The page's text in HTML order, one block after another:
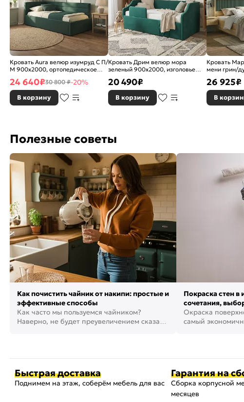
Кровать Aura велюр изумруд С П/
М 900x2000, ортопедическое
24 640₽30 800 ₽-20%
В корзину
Кровать Дрим велюр мора
зеленый 900x2000, изголовье
20 490₽
В корзину
Кровать
мени грин/
основание,
26 925₽
В
Полезные советы
Как почистить чайник от накипи: простые и
эффективные способы
Как часто мы пользуемся чайником?
Наверно, не будет преувеличением сказать,
Покраска стен в
сочетания,
фото
Окраска
самый
Быстрая доставка
Поднимем на этаж, соберём мебель для вас
Гарантия на
Сборка корпусной
месяцев